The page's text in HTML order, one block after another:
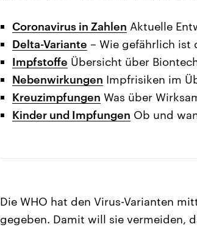
Coronavirus in Zahlen Aktuelle
Delta-Variante – Wie gefährlich ist
Impfstoffe Übersicht über
Nebenwirkungen Impfrisiken im
Kreuzimpfungen Was über
Kinder und Impfungen Ob und
Die WHO hat den Virus-Varianten
gegeben. Damit will sie vermeiden,